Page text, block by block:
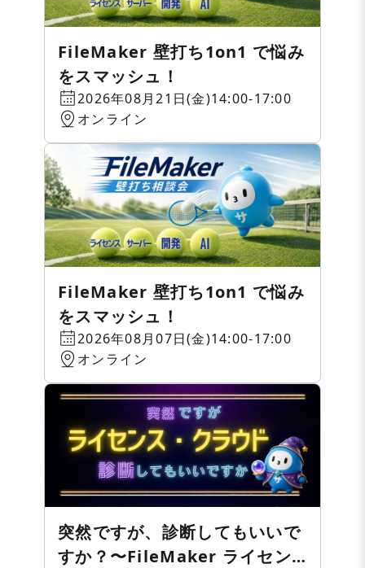
FileMaker 壁打ち1on1 で悩み
をスマッシュ！
2026年08月21日(金)14:00-17:00
オンライン
FileMaker 壁打ち1on1 で悩み
をスマッシュ！
2026年08月07日(金)14:00-17:00
オンライン
突然ですが、診断してもいいで
すか？〜FileMaker ライセン